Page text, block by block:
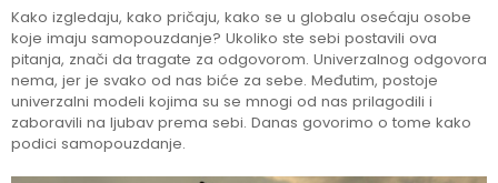
Kako izgledaju, kako pričaju, kako se u globalu osećaju osobe
koje imaju samopouzdanje? Ukoliko ste sebi postavili ova
pitanja, znači da tragate za odgovorom. Univerzalnog odgovora
nema, jer je svako od nas biće za sebe. Međutim, postoje
univerzalni modeli kojima su se mnogi od nas prilagodili i
zaboravili na ljubav prema sebi. Danas govorimo o tome kako
podici samopouzdanje.